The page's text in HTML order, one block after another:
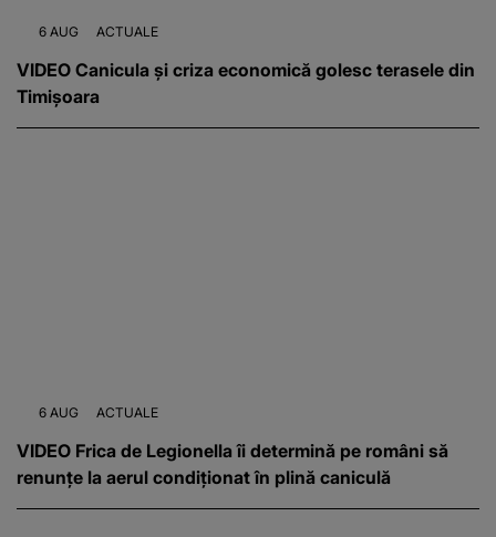
6 AUG ACTUALE
VIDEO Canicula și criza economică golesc terasele din
Timișoara
6 AUG ACTUALE
VIDEO Frica de Legionella îi determină pe români să
renunțe la aerul condiționat în plină caniculă